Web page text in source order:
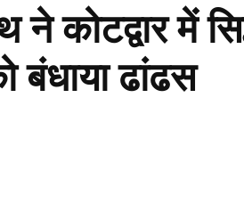
कोटद्वार में
बंधाया ढांढस